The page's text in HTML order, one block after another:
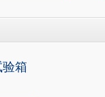
箱